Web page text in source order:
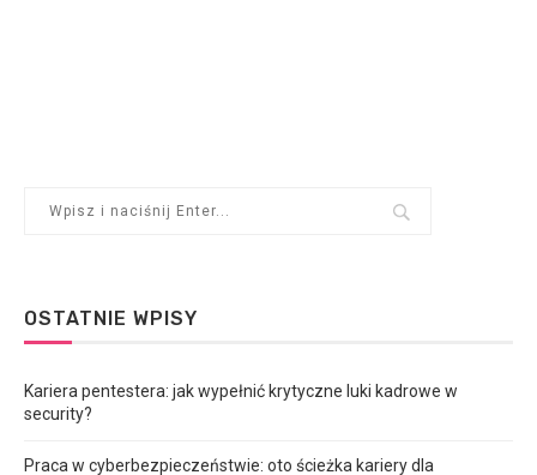
OSTATNIE WPISY
Kariera pentestera: jak wypełnić krytyczne luki kadrowe w
security?
Praca w cyberbezpieczeństwie: oto ścieżka kariery dla